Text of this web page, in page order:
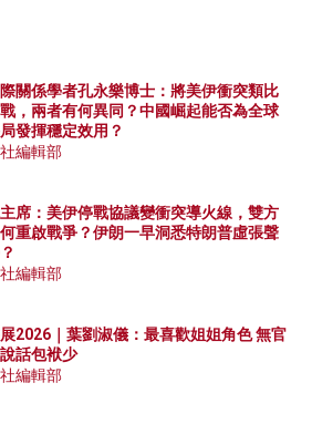
關係學者孔永樂博士：將美伊衝突類比
，兩者有何異同？中國崛起能否為全球
發揮穩定效用？
編輯部
席：美伊停戰協議變衝突導火線，雙方
重啟戰爭？伊朗一早洞悉特朗普虛張聲
編輯部
2026｜葉劉淑儀：最喜歡姐姐角色 無官
話包袱少
編輯部